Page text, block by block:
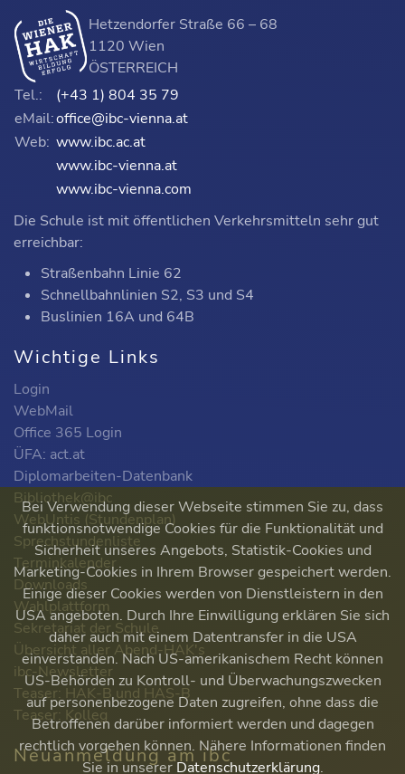
Hetzendorfer Straße 66 – 68
1120 Wien
ÖSTERREICH
Tel.:
(+43 1) 804 35 79
eMail:office@ibc-vienna.at
Web: www.ibc.ac.at
www.ibc-vienna.at
www.ibc-vienna.com
Die Schule ist mit öffentlichen Verkehrsmitteln sehr gut
erreichbar:
Straßenbahn Linie 62
Schnellbahnlinien S2, S3 und S4
Buslinien 16A und 64B
Wichtige Links
Login
WebMail
Office 365 Login
ÜFA: act.at
Diplomarbeiten-Datenbank
Bibliothek@ibc
WebUntis (Stundenplan)
Sprechstundenliste
Terminkalender
Downloads
Wahlplattform
Sekretariat der Schule
Übersicht aller Abend-HAK's
ibc-Newsletter
Teaser: HAK-B und HAS-B
Teaser: Kolleg
Neuanmeldung am ibc
Bei Verwendung dieser Webseite stimmen Sie zu, dass
funktionsnotwendige Cookies für die Funktionalität und
Sicherheit unseres Angebots, Statistik-Cookies und
Marketing-Cookies in Ihrem Browser gespeichert werden.
Einige dieser Cookies werden von Dienstleistern in den
USA angeboten. Durch Ihre Einwilligung erklären Sie sich
daher auch mit einem Datentransfer in die USA
einverstanden. Nach US-amerikanischem Recht können
US-Behörden zu Kontroll- und Überwachungszwecken
auf personenbezogene Daten zugreifen, ohne dass die
Betroffenen darüber informiert werden und dagegen
rechtlich vorgehen können. Nähere Informationen finden
Sie in unsererDatenschutzerklärung.